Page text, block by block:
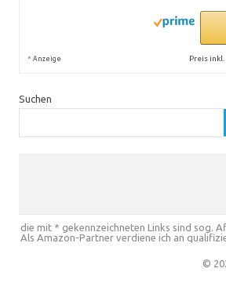
* Anzeige Preis
Suchen
die mit * gekennzeichneten Links sind sog.
Als Amazon-Partner verdiene ich an
©